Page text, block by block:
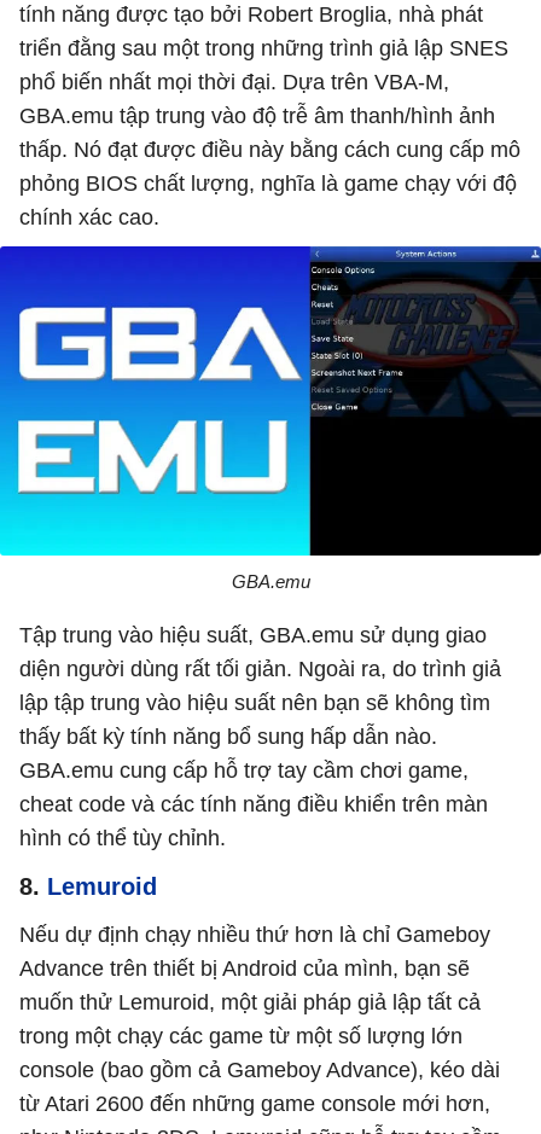
tính năng được tạo bởi Robert Broglia, nhà phát
triển đằng sau một trong những trình giả lập SNES
phổ biến nhất mọi thời đại. Dựa trên VBA-M,
GBA.emu tập trung vào độ trễ âm thanh/hình ảnh
thấp. Nó đạt được điều này bằng cách cung cấp mô
phỏng BIOS chất lượng, nghĩa là game chạy với độ
chính xác cao.
GBA.emu
Tập trung vào hiệu suất, GBA.emu sử dụng giao
diện người dùng rất tối giản. Ngoài ra, do trình giả
lập tập trung vào hiệu suất nên bạn sẽ không tìm
thấy bất kỳ tính năng bổ sung hấp dẫn nào.
GBA.emu cung cấp hỗ trợ tay cầm chơi game,
cheat code và các tính năng điều khiển trên màn
hình có thể tùy chỉnh.
8. Lemuroid
Nếu dự định chạy nhiều thứ hơn là chỉ Gameboy
Advance trên thiết bị Android của mình, bạn sẽ
muốn thử Lemuroid, một giải pháp giả lập tất cả
trong một chạy các game từ một số lượng lớn
console (bao gồm cả Gameboy Advance), kéo dài
từ Atari 2600 đến những game console mới hơn,